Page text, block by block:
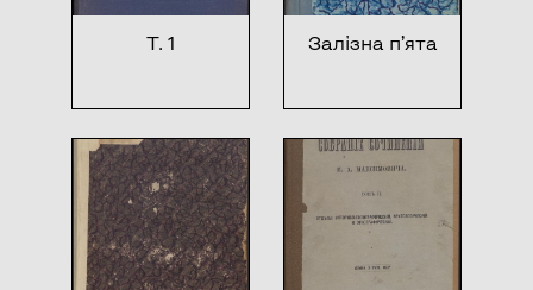
Т. 1 Залізна п’ята